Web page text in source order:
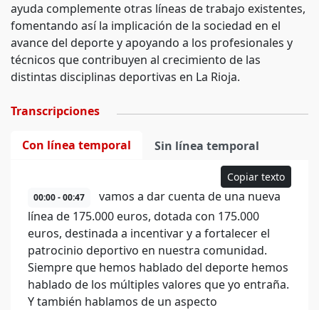
ayuda complemente otras líneas de trabajo existentes,
fomentando así la implicación de la sociedad en el
avance del deporte y apoyando a los profesionales y
técnicos que contribuyen al crecimiento de las
distintas disciplinas deportivas en La Rioja.
Transcripciones
Con línea temporal Sin línea temporal
Copiar texto
00:00 - 00:47
vamos a dar cuenta de una nueva
línea de 175.000 euros, dotada con 175.000
euros, destinada a incentivar y a fortalecer el
patrocinio deportivo en nuestra comunidad.
Siempre que hemos hablado del deporte hemos
hablado de los múltiples valores que yo entraña.
Y también hablamos de un aspecto